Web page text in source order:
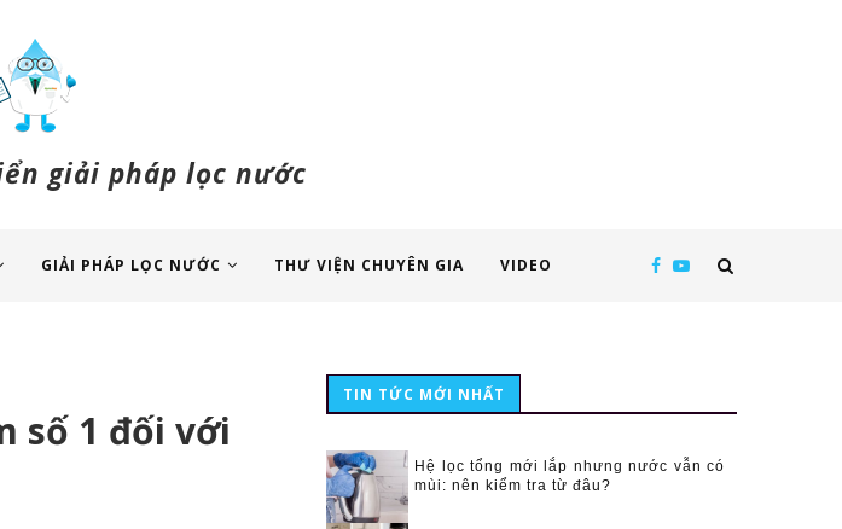
giải pháp lọc nước
GIẢI PHÁP LỌC NƯỚC THƯ VIỆN CHUYÊN GIA VIDEO
số 1 đối với
TIN TỨC MỚI NHẤT
Hệ lọc tổng mới lắp nhưng nước vẫn có
mùi: nên kiểm tra từ đâu?